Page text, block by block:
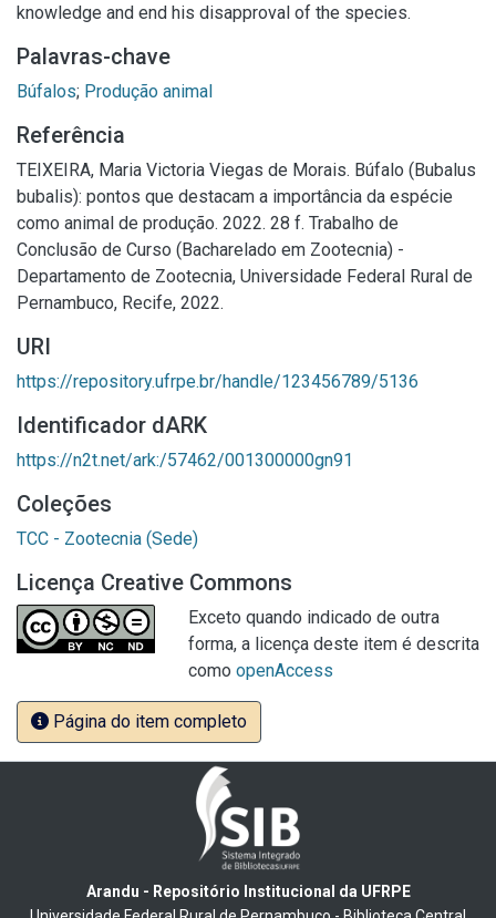
knowledge and end his disapproval of the species.
Palavras-chave
Búfalos; Produção animal
Referência
TEIXEIRA, Maria Victoria Viegas de Morais. Búfalo (Bubalus
bubalis): pontos que destacam a importância da espécie
como animal de produção. 2022. 28 f. Trabalho de
Conclusão de Curso (Bacharelado em Zootecnia) -
Departamento de Zootecnia, Universidade Federal Rural de
Pernambuco, Recife, 2022.
URI
https://repository.ufrpe.br/handle/123456789/5136
Identificador dARK
https://n2t.net/ark:/57462/001300000gn91
Coleções
TCC - Zootecnia (Sede)
Licença Creative Commons
Exceto quando indicado de outra
forma, a licença deste item é descrita
como openAccess
Página do item completo
Arandu - Repositório Institucional da UFRPE